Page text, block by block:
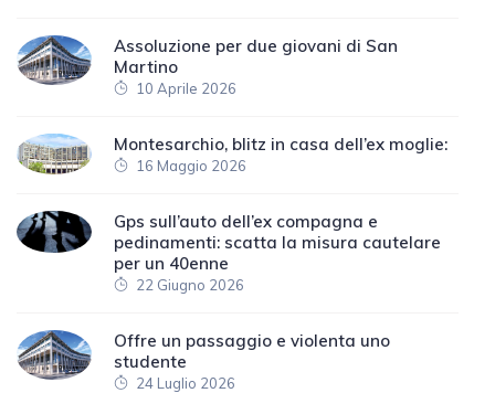
Assoluzione per due giovani di San
Martino
10 Aprile 2026
Montesarchio, blitz in casa dell’ex moglie:
16 Maggio 2026
Gps sull’auto dell’ex compagna e
pedinamenti: scatta la misura cautelare
per un 40enne
22 Giugno 2026
Offre un passaggio e violenta uno
studente
24 Luglio 2026